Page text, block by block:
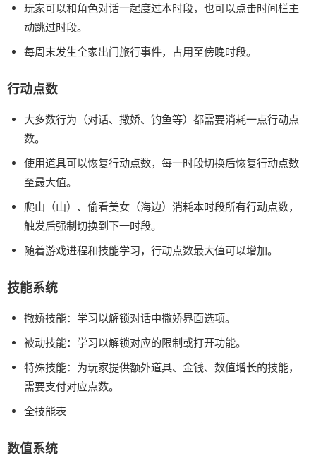
玩家可以和角色对话一起度过本时段，也可以点击时间栏主
动跳过时段。
每周末发生全家出门旅行事件，占用至傍晚时段。
行动点数
大多数行为（对话、撒娇、钓鱼等）都需要消耗一点行动点
数。
使用道具可以恢复行动点数，每一时段切换后恢复行动点数
至最大值。
爬山（山）、偷看美女（海边）消耗本时段所有行动点数，
触发后强制切换到下一时段。
随着游戏进程和技能学习，行动点数最大值可以增加。
技能系统
撒娇技能：学习以解锁对话中撒娇界面选项。
被动技能：学习以解锁对应的限制或打开功能。
特殊技能：为玩家提供额外道具、金钱、数值增长的技能，
需要支付对应点数。
全技能表
数值系统